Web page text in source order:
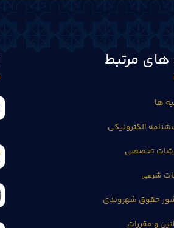
مرتبط
ها
الکترونیکی
تخصصی
شرعی
حقوق شهروندی
و مقررات